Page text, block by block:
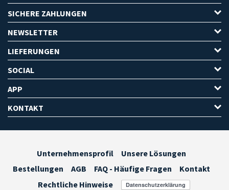
SICHERE ZAHLUNGEN
NEWSLETTER
LIEFERUNGEN
SOCIAL
APP
KONTAKT
Unternehmensprofil
Unsere Lösungen
Bestellungen
AGB FAQ - Häufige Fragen
Kontakt
Rechtliche Hinweise